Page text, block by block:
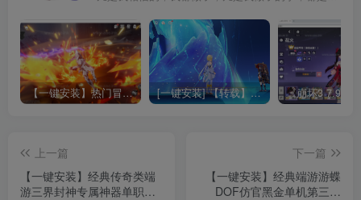
【一键安装】热门冒险策略类游戏崩坏：星穹铁道全新2.3版本一键端+一键代理+一键启动+免虚拟机 [一键安装] 【转载】原神3.4真端服务端+源码+配套客户端+详尽说明+GM工具+源码说明文件
上一篇
【一键安装】经典传奇类端
游三界封神专属神器单职业
下一篇
【一键安装】经典端游游蝶
DOF仿官黑金单机第三版